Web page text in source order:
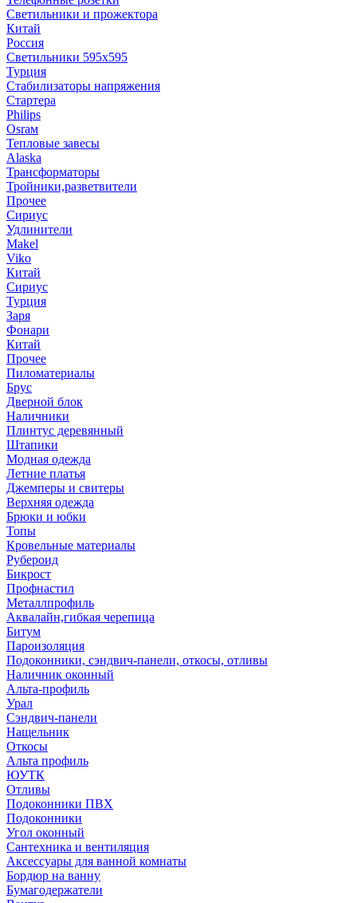
Светильники и прожектора
Китай
Россия
Светильники 595х595
Турция
Стабилизаторы напряжения
Стартера
Philips
Оsrам
Тепловые завесы
Alaska
Трансформаторы
Тройники,разветвители
Прочее
Сириус
Удлинители
Makel
Viko
Китай
Сириус
Турция
Заря
Фонари
Китай
Прочее
Пиломатериалы
Брус
Дверной блок
Наличники
Плинтус деревянный
Штапики
Модная одежда
Летние платья
Джемперы и свитеры
Верхняя одежда
Брюки и юбки
Топы
Кровельные материалы
Рубероид
Бикрост
Профнастил
Металлпрофиль
Аквалайн,гибкая черепица
Битум
Пароизоляция
Подоконники, сэндвич-панели, откосы, отливы
Наличник оконный
Альта-профиль
Урал
Сэндвич-панели
Нащельник
Откосы
Альта профиль
ЮУТК
Отливы
Подоконники ПВХ
Подоконники
Угол оконный
Сантехника и вентиляция
Аксессуары для ванной комнаты
Бордюр на ванну
Бумагодержатели